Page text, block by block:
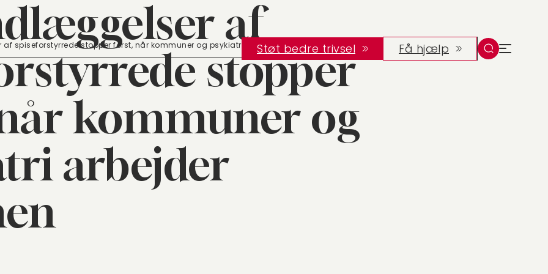
spiseforstyrrede stopper først, når kommuner og psykiatri arbejder sammen
Støt bedre trivsel Få hjælp
af
stopper
kommuner og
arbejder